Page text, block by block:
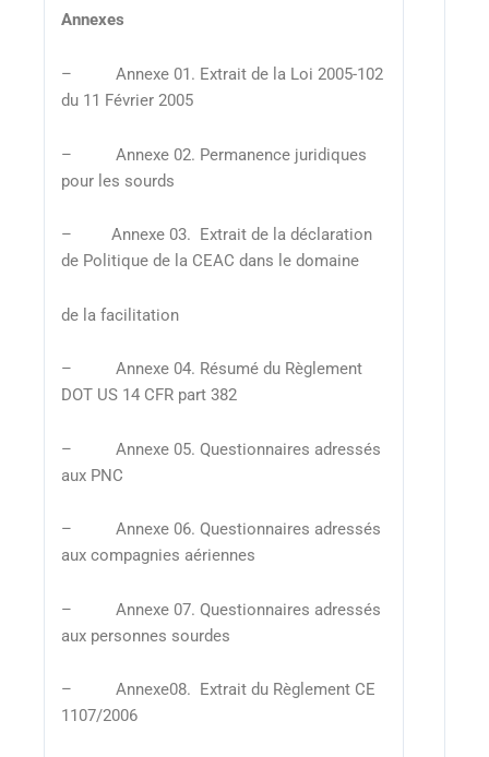
Annexes
– Annexe 01. Extrait de la Loi 2005-102
du 11 Février 2005
– Annexe 02. Permanence juridiques
pour les sourds
– Annexe 03. Extrait de la déclaration
de Politique de la CEAC dans le domaine
de la facilitation
– Annexe 04. Résumé du Règlement
DOT US 14 CFR part 382
– Annexe 05. Questionnaires adressés
aux PNC
– Annexe 06. Questionnaires adressés
aux compagnies aériennes
– Annexe 07. Questionnaires adressés
aux personnes sourdes
– Annexe08. Extrait du Règlement CE
1107/2006